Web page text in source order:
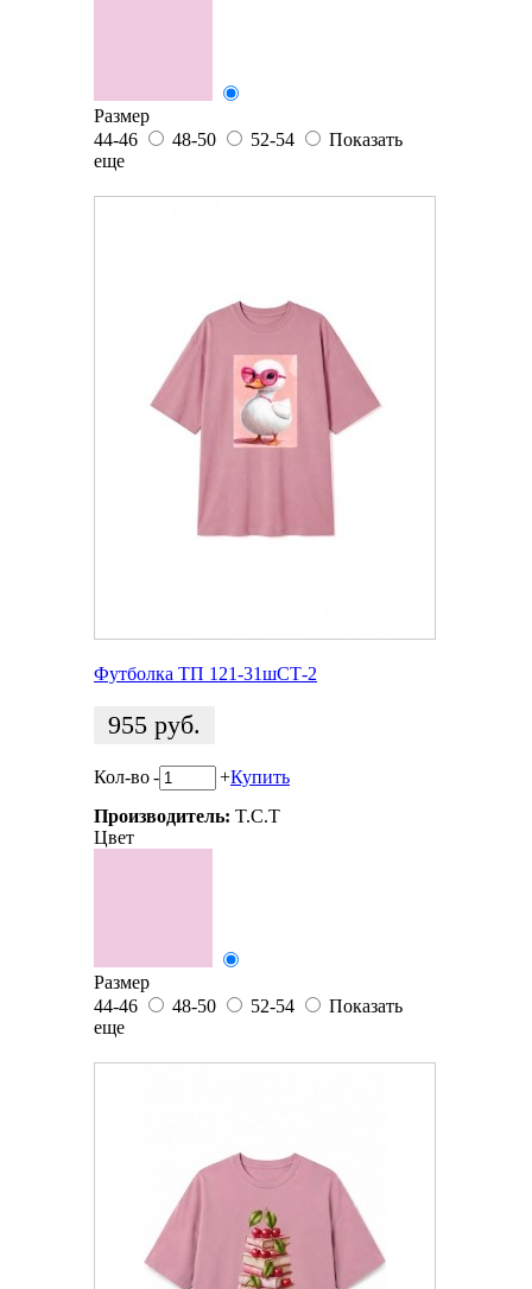
Размер
44-46
48-50 52-54
Показать
еще
Футболка ТП 121-31шСТ-2
955 руб.
Кол-во- +Купить
Производитель: T.C.T
Цвет
Размер
44-46
48-50 52-54
Показать
еще